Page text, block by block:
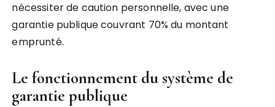
nécessiter de caution personnelle, avec une
garantie publique couvrant 70% du montant
emprunté.
Le fonctionnement du système de
garantie publique